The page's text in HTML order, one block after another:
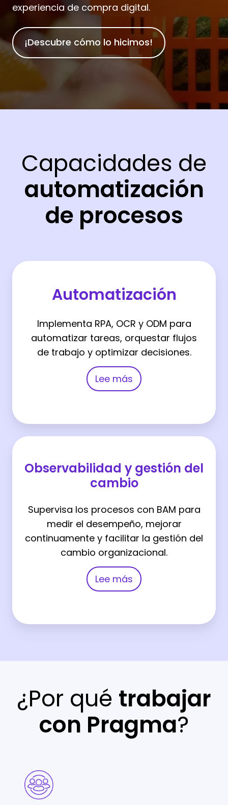
experiencia de compra digital.
¡Descubre cómo lo hicimos!
Capacidades de
automatización
de procesos
Automatización
Implementa RPA, OCR y ODM para
automatizar tareas, orquestar flujos
de trabajo y optimizar decisiones.
Lee más
Observabilidad y gestión del
cambio
Supervisa los procesos con BAM para
medir el desempeño, mejorar
continuamente y facilitar la gestión del
cambio organizacional.
Lee más
Observabilidad
gestión
del
cambio
¿Por qué trabajar
con Pragma?
Asimetría